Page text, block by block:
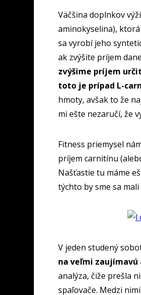
Väčšina doplnkov
aminokyselina),
sa vyrobí jeho
ak zvýšite príjem
zvýšime príjem
toto je prípad L-
hmoty, avšak to že
mi ešte nezaručí, že
Fitness priemysel
príjem carnitínu
Našťastie tu máme
týchto by sme sa
V jeden studený
na veľmi zaujímavú
analýza, čiže prešla
spaľovače. Medzi